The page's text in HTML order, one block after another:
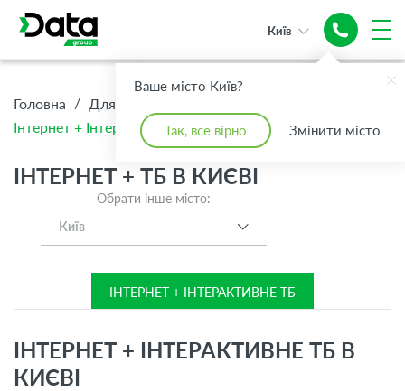
Ваше місто Київ?
Так, все вірно Змінити місто
Київ
Надійний
Головна / Для Дому
Інтернет + Інтерактивне ТБ
ІНТЕРНЕТ + ТБ В КИЄВІ
Обрати інше місто:
Київ
ІНТЕРНЕТ + ІНТЕРАКТИВНЕ ТБ
ІНТЕРНЕТ + ІНТЕРАКТИВНЕ ТБ В
КИЄВІ